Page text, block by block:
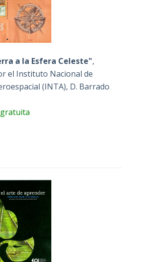
a la Esfera Celeste",
el Instituto Nacional de
(INTA), D. Barrado